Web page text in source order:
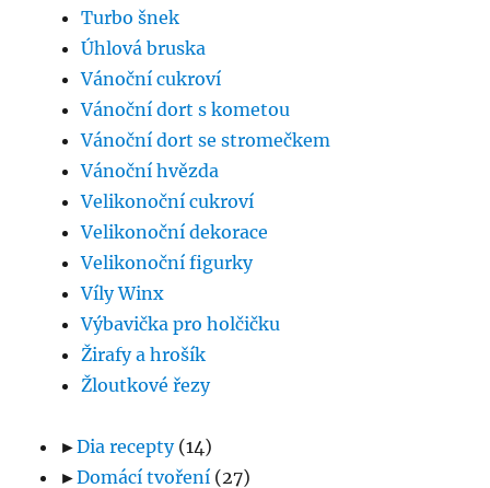
Turbo šnek
Úhlová bruska
Vánoční cukroví
Vánoční dort s kometou
Vánoční dort se stromečkem
Vánoční hvězda
Velikonoční cukroví
Velikonoční dekorace
Velikonoční figurky
Víly Winx
Výbavička pro holčičku
Žirafy a hrošík
Žloutkové řezy
►Dia recepty(14)
►Domácí tvoření (27)